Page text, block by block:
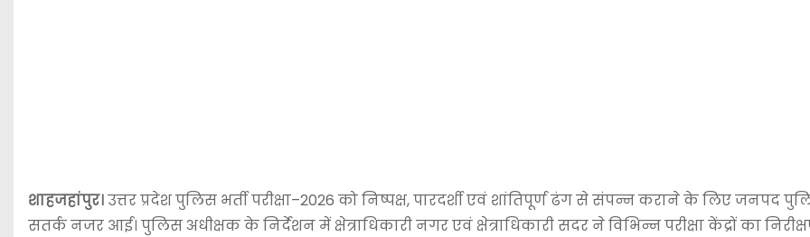
शाहजहांपुर।उत्तर प्रदेश पुलिस भर्ती परीक्षा–2026 को निष्पक्ष, पारदर्शी एवं शांतिपूर्ण ढंग से संपन्न कराने के लिए जनपद
सतर्क नजर आई। पुलिस अधीक्षक के निर्देशन में क्षेत्राधिकारी नगर एवं क्षेत्राधिकारी सदर ने विभिन्न परीक्षा केंद्रों का